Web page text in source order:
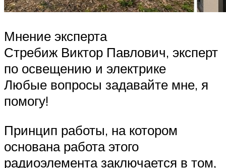
Мнение эксперта
Стребиж Виктор Павлович, эксперт
по освещению и электрике
Любые вопросы задавайте мне, я
помогу!
Принцип работы, на котором
основана работа этого
радиоэлемента заключается в том,